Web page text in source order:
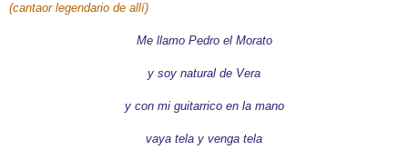
(cantaor legendario de allí)
Me llamo Pedro el Morato
y soy natural de Vera
y con mi guitarrico en la mano
vaya tela y venga tela